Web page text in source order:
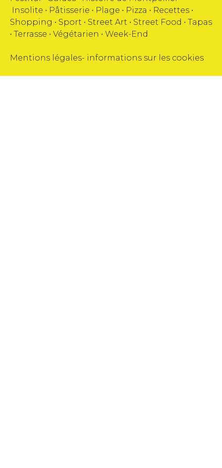
Insolite • Pâtisserie • Plage • Pizza • Recettes •
Shopping • Sport • Street Art • Street Food • Tapas
• Terrasse • Végétarien • Week-End
Mentions légales- informations sur les cookies